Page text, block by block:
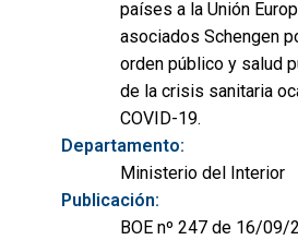
países a la Unión
asociados Schengen
orden público y salud
de la crisis sanitaria
COVID-19.
Departamento:
Ministerio del Interior
Publicación:
BOE nº 247 de 16/09/